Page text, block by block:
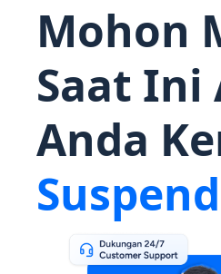
Mohon
Saat Ini
Anda